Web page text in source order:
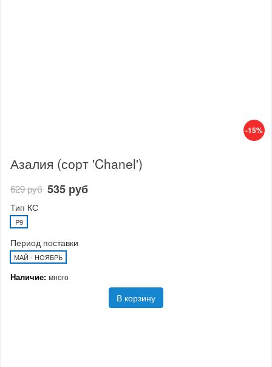
-15%
Азалия (сорт 'Chanel')
629 руб 535 руб
Тип КС
P9
Период поставки
МАЙ - НОЯБРЬ
Наличие: много
В корзину